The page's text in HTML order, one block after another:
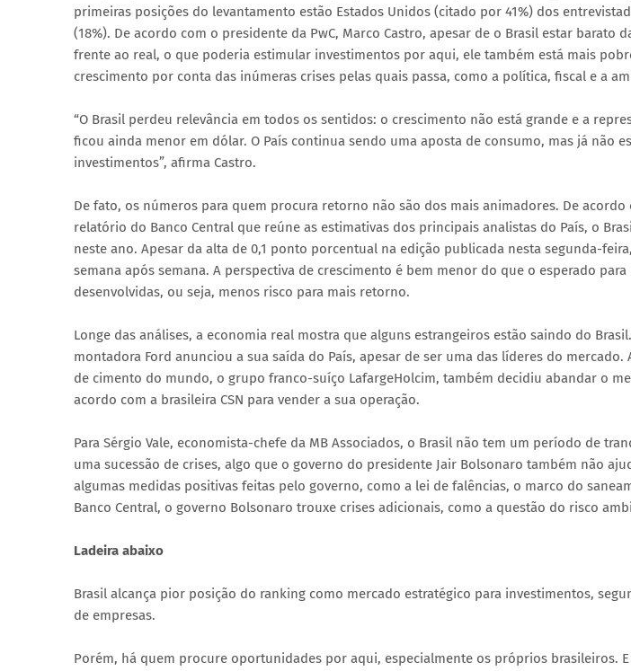
primeiras posições do levantamento estão Estados Unidos (citado por 41%) dos
(18%). De acordo com o presidente da PwC, Marco Castro, apesar de o Brasil estar barato
frente ao real, o que poderia estimular investimentos por aqui, ele também está mais
crescimento por conta das inúmeras crises pelas quais passa, como a política, fiscal e a
“O Brasil perdeu relevância em todos os sentidos: o crescimento não está grande e a
ficou ainda menor em dólar. O País continua sendo uma aposta de consumo, mas já não
investimentos”, afirma Castro.
De fato, os números para quem procura retorno não são dos mais animadores. De
relatório do Banco Central que reúne as estimativas dos principais analistas do País, o
neste ano. Apesar da alta de 0,1 ponto porcentual na edição publicada nesta segunda-
semana após semana. A perspectiva de crescimento é bem menor do que o esperado
desenvolvidas, ou seja, menos risco para mais retorno.
Longe das análises, a economia real mostra que alguns estrangeiros estão saindo do
montadora Ford anunciou a sua saída do País, apesar de ser uma das líderes do
de cimento do mundo, o grupo franco-suíço LafargeHolcim, também decidiu abandar o
acordo com a brasileira CSN para vender a sua operação.
Para Sérgio Vale, economista-chefe da MB Associados, o Brasil não tem um período de
uma sucessão de crises, algo que o governo do presidente Jair Bolsonaro também não
algumas medidas positivas feitas pelo governo, como a lei de falências, o marco do
Banco Central, o governo Bolsonaro trouxe crises adicionais, como a questão do risco
Ladeira abaixo
Brasil alcança pior posição do ranking como mercado estratégico para investimentos,
de empresas.
Porém, há quem procure oportunidades por aqui, especialmente os próprios brasileiros.